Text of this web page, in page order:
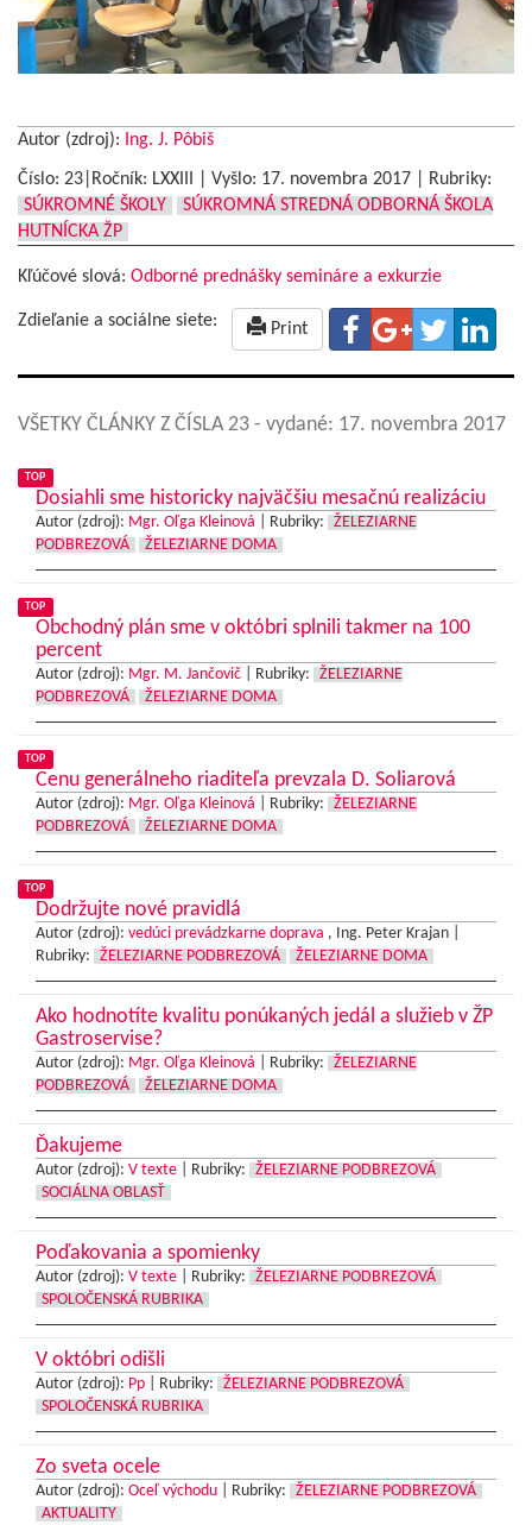
Autor (zdroj): Ing. J. Pôbiš
Číslo: 23|Ročník: LXXIII | Vyšlo: 17. novembra 2017
Rubriky:
SÚKROMNÉ ŠKOLY
SÚKROMNÁ STREDNÁ ODBORNÁ ŠKOLA
HUTNÍCKA ŽP
Kľúčové slová: Odborné prednášky semináre a exkurzie
Zdieľanie a sociálne siete: Print
VŠETKY ČLÁNKY Z ČÍSLA 23 - vydané: 17. novembra 2017
TOP
Dosiahli sme historicky najväčšiu mesačnú realizáciu
Autor (zdroj): Mgr. Oľga Kleinová Rubriky:
ŽELEZIARNE
PODBREZOVÁ
ŽELEZIARNE DOMA
TOP
Obchodný plán sme v októbri splnili takmer na 100
percent
Autor (zdroj): Mgr. M. Jančovič Rubriky:
ŽELEZIARNE
PODBREZOVÁ
ŽELEZIARNE DOMA
TOP
Cenu generálneho riaditeľa prevzala D. Soliarová
Autor (zdroj): Mgr. Oľga Kleinová Rubriky:
ŽELEZIARNE
PODBREZOVÁ
ŽELEZIARNE DOMA
TOP
Dodržujte nové pravidlá
Autor (zdroj): vedúci prevádzkarne doprava , Ing. Peter Krajan |
Rubriky:
ŽELEZIARNE PODBREZOVÁ ŽELEZIARNE DOMA
Ako hodnotíte kvalitu ponúkaných jedál a služieb v ŽP
Gastroservise?
Autor (zdroj): Mgr. Oľga Kleinová Rubriky:
ŽELEZIARNE
PODBREZOVÁ
ŽELEZIARNE DOMA
Ďakujeme
Autor (zdroj): V texte Rubriky:
ŽELEZIARNE PODBREZOVÁ
SOCIÁLNA OBLASŤ
Poďakovania a spomienky
Autor (zdroj): V texte Rubriky:
ŽELEZIARNE PODBREZOVÁ
SPOLOČENSKÁ RUBRIKA
V októbri odišli
Autor (zdroj): Pp Rubriky:
ŽELEZIARNE PODBREZOVÁ
SPOLOČENSKÁ RUBRIKA
Zo sveta ocele
Autor (zdroj): Oceľ východu Rubriky:
ŽELEZIARNE PODBREZOVÁ
AKTUALITY